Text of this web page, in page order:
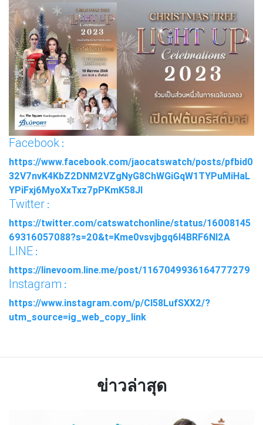
Facebook :
https://www.facebook.com/jaocatswatch/posts/pfbid0
32V7nvK4KbZ2DNM2VZgNyG8ChWGiGqW1TYPuMiHaL
YPiFxj6MyoXxTxz7pPKmK58Jl
Twitter :
https://twitter.com/catswatchonline/status/16008145
69316057088?s=20&t=Kme0vsvjbgq6I4BRF6Nl2A
LINE :
https://linevoom.line.me/post/1167049936164777279
Instagram :
https://www.instagram.com/p/Cl58LufSXX2/?
utm_source=ig_web_copy_link
ข่าวล่าสุด